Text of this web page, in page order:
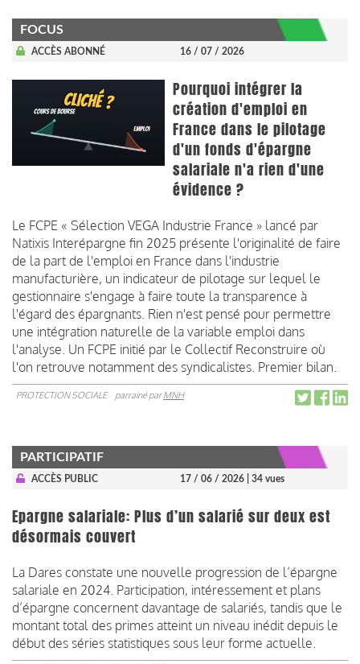
FOCUS
ACCÈS ABONNÉ 16 / 07 / 2026
Pourquoi intégrer la
création d'emploi en
France dans le pilotage
d'un fonds d'épargne
salariale n'a rien d'une
évidence ?
Le FCPE « Sélection VEGA Industrie France » lancé par
Natixis Interépargne fin 2025 présente l'originalité de faire
de la part de l'emploi en France dans l'industrie
manufacturière, un indicateur de pilotage sur lequel le
gestionnaire s'engage à faire toute la transparence à
l'égard des épargnants. Rien n'est pensé pour permettre
une intégration naturelle de la variable emploi dans
l'analyse. Un FCPE initié par le Collectif Reconstruire où
l'on retrouve notamment des syndicalistes. Premier bilan.
PROTECTION SOCIALE parrainé parMNH
PARTICIPATIF
ACCÈS PUBLIC 17 / 06 / 2026 | 34 vues
Epargne salariale: Plus d’un salarié sur deux est
désormais couvert
La Dares constate une nouvelle progression de l’épargne
salariale en 2024. Participation, intéressement et plans
d’épargne concernent davantage de salariés, tandis que le
montant total des primes atteint un niveau inédit depuis le
début des séries statistiques sous leur forme actuelle.